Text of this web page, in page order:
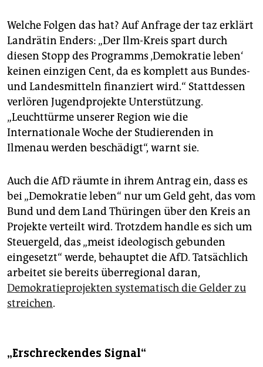
Welche Folgen das hat? Auf Anfrage der taz erklärt
Landrätin Enders: „Der Ilm-Kreis spart durch
diesen Stopp des Programms ‚Demokratie leben‘
keinen einzigen Cent, da es komplett aus Bundes-
und Landesmitteln finanziert wird.“ Stattdessen
verlören Jugendprojekte Unterstützung.
„Leuchttürme unserer Region wie die
Internationale Woche der Studierenden in
Ilmenau werden beschädigt“, warnt sie.
Auch die AfD räumte in ihrem Antrag ein, dass es
bei „Demokratie leben“ nur um Geld geht, das vom
Bund und dem Land Thüringen über den Kreis an
Projekte verteilt wird. Trotzdem handle es sich um
Steuergeld, das „meist ideologisch gebunden
eingesetzt“ werde, behauptet die AfD. Tatsächlich
arbeitet sie bereits überregional daran,
Demokratieprojekten systematisch die Gelder zu
streichen.
„Erschreckendes Signal“